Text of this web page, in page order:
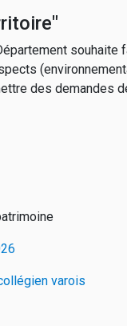
souhaite
des demandes
varois